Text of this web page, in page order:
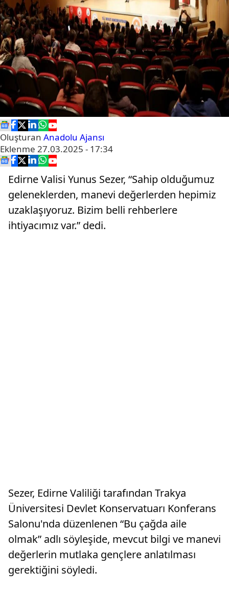
Oluşturan Anadolu Ajansı
Eklenme 27.03.2025 - 17:34
Edirne Valisi Yunus Sezer, “Sahip olduğumuz
geleneklerden, manevi değerlerden hepimiz
uzaklaşıyoruz. Bizim belli rehberlere
ihtiyacımız var.” dedi.
Sezer, Edirne Valiliği tarafından Trakya
Üniversitesi Devlet Konservatuarı Konferans
Salonu'nda düzenlenen “Bu çağda aile
olmak” adlı söyleşide, mevcut bilgi ve manevi
değerlerin mutlaka gençlere anlatılması
gerektiğini söyledi.